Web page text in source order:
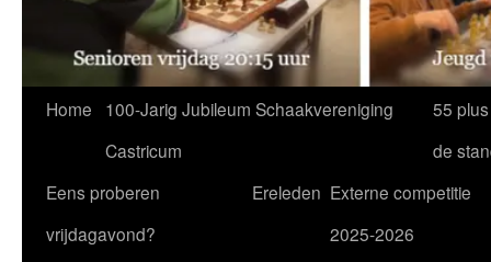
Home
100-Jarig Jubileum Schaakvereniging
Castricum
55
de
Eens proberen
vrijdagavond?
Ereleden Externe competitie
2025-2026